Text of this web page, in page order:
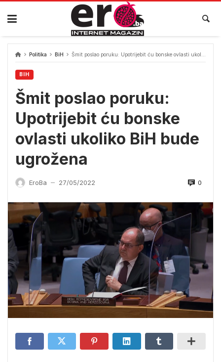
Skip
content
Politika BiH Šmit poslao poruku: Upotrijebit ću bonske ovlasti ukoliko BiH bude ugrožena
BIH
Šmit poslao poruku:
Upotrijebit ću bonske
ovlasti ukoliko BiH bude
ugrožena
EroBa — 27/05/2022 0